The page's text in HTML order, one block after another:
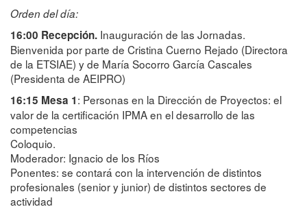
Orden del día:
16:00 Recepción. Inauguración de las Jornadas.
Bienvenida por parte de Cristina Cuerno Rejado (Directora
de la ETSIAE) y de María Socorro García Cascales
(Presidenta de AEIPRO)
16:15 Mesa 1: Personas en la Dirección de Proyectos: el
valor de la certificación IPMA en el desarrollo de las
competencias
Coloquio.
Moderador: Ignacio de los Ríos
Ponentes: se contará con la intervención de distintos
profesionales (senior y junior) de distintos sectores de
actividad